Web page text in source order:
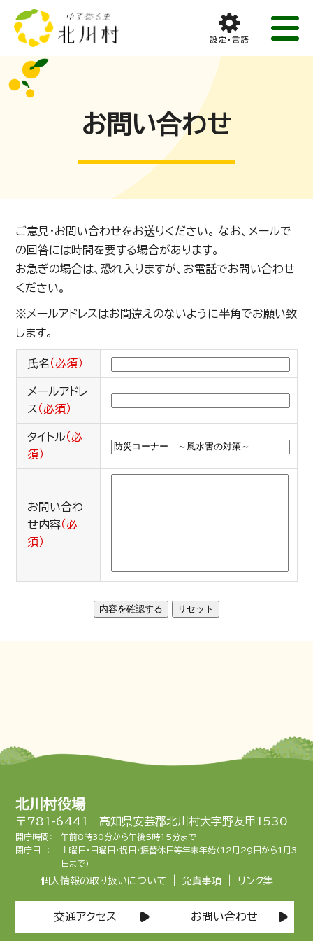
お問い合わせ
ご意見・お問い合わせをお送りください。 なお、メールで
の回答には時間を要する場合があります。
お急ぎの場合は、恐れ入りますが、お電話でお問い合わせ
ください。
※メールアドレスはお間違えのないように半角でお願い致
します。
氏名（必須）
メールアドレ
ス（必須）
タイトル（必
須）
お問い合わ
せ内容（必
須）
北川村役場
〒781-6441 高知県安芸郡北川村大字野友甲1530
開庁時間：
午前8時30分から午後5時15分まで
閉庁日 ：
土曜日・日曜日・祝日・振替休日等年末年始（12月29日から1月3
日まで）
個人情報の取り扱いについて 免責事項 リンク集
交通アクセス お問い合わせ